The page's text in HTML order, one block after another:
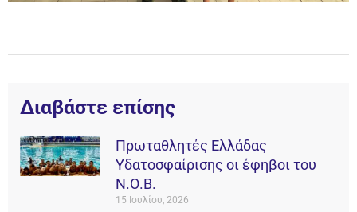
Διαβάστε επίσης
Πρωταθλητές Ελλάδας
Υδατοσφαίρισης οι έφηβοι του
Ν.Ο.Β.
15 Ιουλίου, 2026